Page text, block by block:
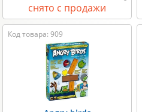
снято с продажи
Код товара: 909